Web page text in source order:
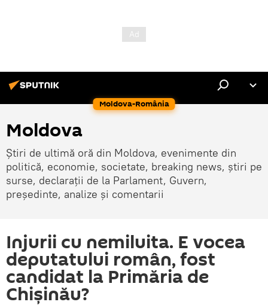
Moldova-România
Moldova
Știri de ultimă oră din Moldova, evenimente din
politică, economie, societate, breaking news, știri pe
surse, declarații de la Parlament, Guvern,
președinte, analize și comentarii
Injurii cu nemiluita. E vocea
deputatului român, fost
candidat la Primăria de
Chișinău?